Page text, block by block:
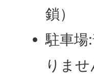
鎖）
駐車場
りませ